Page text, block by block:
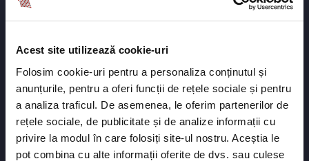
Acest site utilizează cookie-uri
Folosim cookie-uri pentru a personaliza conținutul și
anunțurile, pentru a oferi funcții de rețele sociale și pentru
a analiza traficul. De asemenea, le oferim partenerilor de
rețele sociale, de publicitate și de analize informații cu
privire la modul în care folosiți site-ul nostru. Aceștia le
pot combina cu alte informații oferite de dvs. sau culese
quasi architecto beatae vitae dicta sunt
voluptas sit aspernatur aut odit aut fugit, sed
quia consequuntur magni dolores eos qui ratione
voluptatem sequi nesciunt. Neque porro
quisquam est, qui dolorem ipsum quia dolor sit
amet, consectetur, adipisci velit.